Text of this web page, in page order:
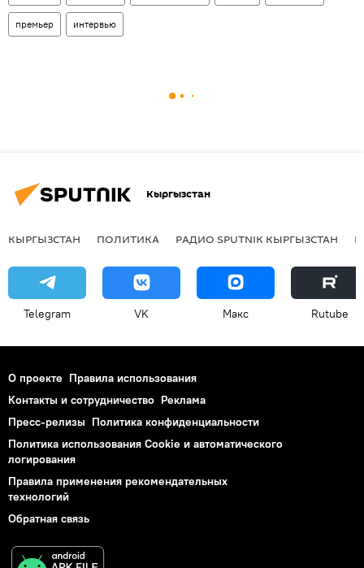
премьер интервью
Кыргызстан
КЫРГЫЗСТАН ПОЛИТИКА РАДИО SPUTNIK КЫРГЫЗСТАН
Telegram VK Макс Rutube
О проекте Правила использования
Контакты и сотрудничество Реклама
Пресс-релизы Политика конфиденциальности
Политика использования Cookie и автоматического
логирования
Правила применения рекомендательных
технологий
Обратная связь